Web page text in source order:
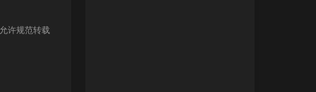
许规范转载